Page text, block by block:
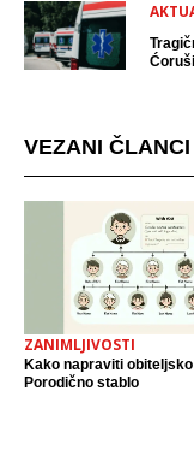
VEZANI ČLANCI
ZANIMLJIVOSTI
Kako napraviti
Porodično stablo